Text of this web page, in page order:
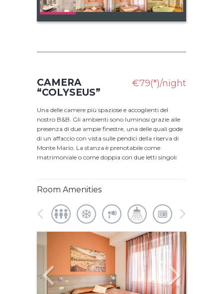
CAMERA
“COLYSEUS”
€79(*)/night
Una delle camere più spaziose e accoglienti del
nostro B&B. Gli ambienti sono luminosi grazie alle
presenza di due ampie finestre, una delle quali gode
di un affaccio con vista sulle pendici della riserva di
Monte Mario. La stanza è prenotabile come
matrimoniale o come doppia con due letti singoli
Room Amenities